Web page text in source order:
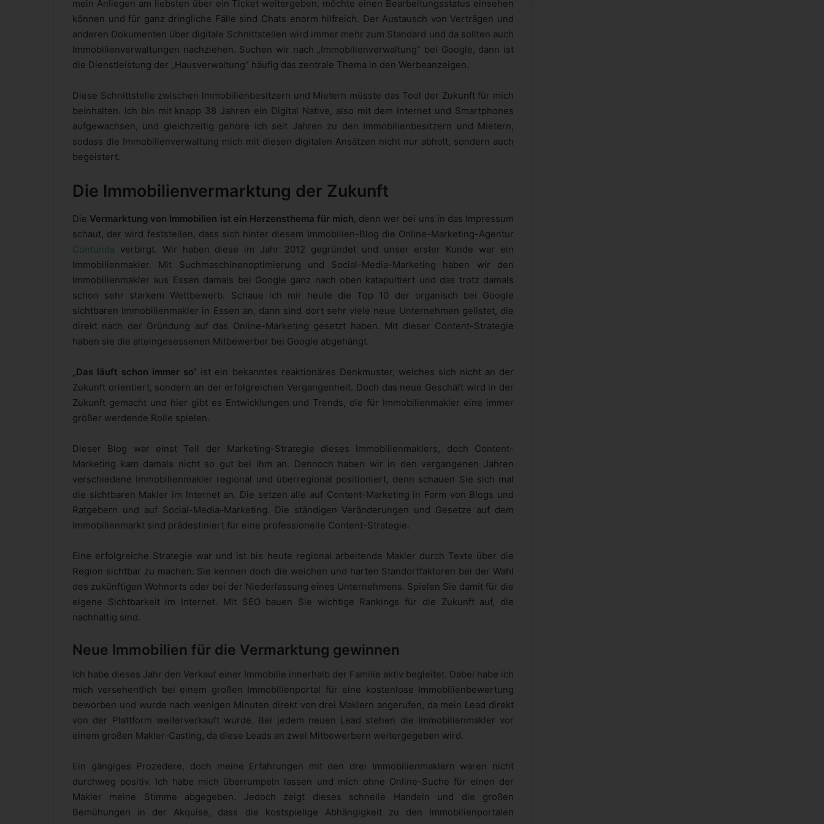
mein Anliegen am liebsten über ein Ticket weitergeben, möchte einen Bearbeitungsstatus einsehen
können und für ganz dringliche Fälle sind Chats enorm hilfreich. Der Austausch von Verträgen und
anderen Dokumenten über digitale Schnittstellen wird immer mehr zum Standard und da sollten auch
Immobilienverwaltungen nachziehen. Suchen wir nach „Immobilienverwaltung“ bei Google, dann ist
die Dienstleistung der „Hausverwaltung“ häufig das zentrale Thema in den Werbeanzeigen.
Diese Schnittstelle zwischen Immobilienbesitzern und Mietern müsste das Tool der Zukunft für mich
beinhalten. Ich bin mit knapp 38 Jahren ein Digital Native, also mit dem Internet und Smartphones
aufgewachsen, und gleichzeitig gehöre ich seit Jahren zu den Immobilienbesitzern und Mietern,
sodass die Immobilienverwaltung mich mit diesen digitalen Ansätzen nicht nur abholt, sondern auch
begeistert.
Die Immobilienvermarktung der Zukunft
Die Vermarktung von Immobilien ist ein Herzensthema für mich , denn wer bei uns in das Impressum
schaut, der wird feststellen, dass sich hinter diesem Immobilien-Blog die Online-Marketing-Agentur
Contunda verbirgt. Wir haben diese im Jahr 2012 gegründet und unser erster Kunde war ein
Immobilienmakler. Mit Suchmaschinenoptimierung und Social-Media-Marketing haben wir den
Immobilienmakler aus Essen damals bei Google ganz nach oben katapultiert und das trotz damals
schon sehr starkem Wettbewerb. Schaue ich mir heute die Top 10 der organisch bei Google
sichtbaren Immobilienmakler in Essen an, dann sind dort sehr viele neue Unternehmen gelistet, die
direkt nach der Gründung auf das Online-Marketing gesetzt haben. Mit dieser Content-Strategie
haben sie die alteingesessenen Mitbewerber bei Google abgehängt.
„Das läuft schon immer so“ ist ein bekanntes reaktionäres Denkmuster, welches sich nicht an der
Zukunft orientiert, sondern an der erfolgreichen Vergangenheit. Doch das neue Geschäft wird in der
Zukunft gemacht und hier gibt es Entwicklungen und Trends, die für Immobilienmakler eine immer
größer werdende Rolle spielen.
Dieser Blog war einst Teil der Marketing-Strategie dieses Immobilienmaklers, doch Content-
Marketing kam damals nicht so gut bei ihm an. Dennoch haben wir in den vergangenen Jahren
verschiedene Immobilienmakler regional und überregional positioniert, denn schauen Sie sich mal
die sichtbaren Makler im Internet an. Die setzen alle auf Content-Marketing in Form von Blogs und
Ratgebern und auf Social-Media-Marketing. Die ständigen Veränderungen und Gesetze auf dem
Immobilienmarkt sind prädestiniert für eine professionelle Content-Strategie.
Eine erfolgreiche Strategie war und ist bis heute regional arbeitende Makler durch Texte über die
Region sichtbar zu machen. Sie kennen doch die weichen und harten Standortfaktoren bei der Wahl
des zukünftigen Wohnorts oder bei der Niederlassung eines Unternehmens. Spielen Sie damit für die
eigene Sichtbarkeit im Internet. Mit SEO bauen Sie wichtige Rankings für die Zukunft auf, die
nachhaltig sind.
Neue Immobilien für die Vermarktung gewinnen
Ich habe dieses Jahr den Verkauf einer Immobilie innerhalb der Familie aktiv begleitet. Dabei habe ich
mich versehentlich bei einem großen Immobilienportal für eine kostenlose Immobilienbewertung
beworben und wurde nach wenigen Minuten direkt von drei Maklern angerufen, da mein Lead direkt
von der Plattform weiterverkauft wurde. Bei jedem neuen Lead stehen die Immobilienmakler vor
einem großen Makler-Casting, da diese Leads an zwei Mitbewerbern weitergegeben wird.
Ein gängiges Prozedere, doch meine Erfahrungen mit den drei Immobilienmaklern waren nicht
durchweg positiv. Ich habe mich überrumpeln lassen und mich ohne Online-Suche für einen der
Makler meine Stimme abgegeben. Jedoch zeigt dieses schnelle Handeln und die großen
Bemühungen in der Akquise, dass die kostspielige Abhängigkeit zu den Immobilienportalen